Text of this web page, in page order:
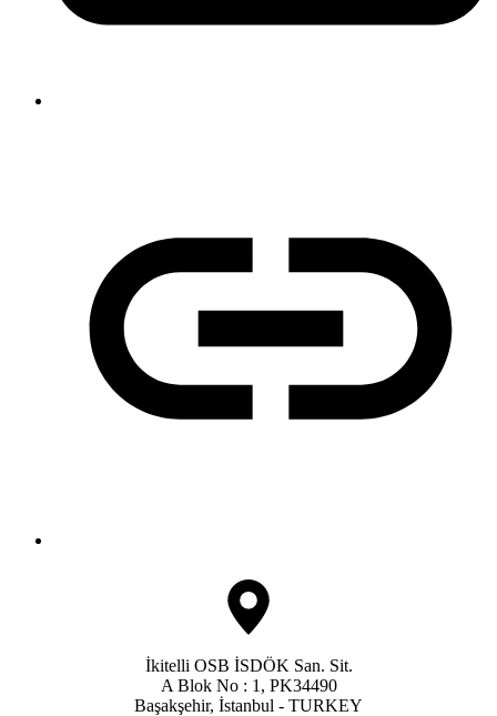
İkitelli OSB İSDÖK San. Sit.
A Blok No : 1, PK34490
Başakşehir, İstanbul - TURKEY